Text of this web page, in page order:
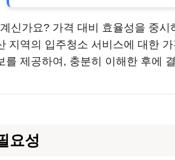
신가요? 가격 대비 효율성을 중
지역의 입주청소 서비스에 대한
를 제공하여, 충분히 이해한 후에
요성